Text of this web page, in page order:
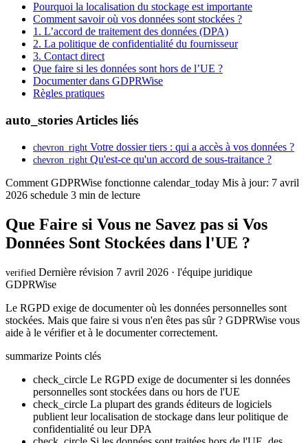
Pourquoi la localisation du stockage est importante
Comment savoir où vos données sont stockées ?
1. L’accord de traitement des données (DPA)
2. La politique de confidentialité du fournisseur
3. Contact direct
Que faire si les données sont hors de l’UE ?
Documenter dans GDPRWise
Règles pratiques
auto_stories Articles liés
chevron_right Votre dossier tiers : qui a accès à vos données ?
chevron_right Qu'est-ce qu'un accord de sous-traitance ?
Comment GDPRWise fonctionne calendar_today Mis à jour: 7 avril
2026 schedule 3 min de lecture
Que Faire si Vous ne Savez pas si Vos
Données Sont Stockées dans l'UE ?
verified Dernière révision 7 avril 2026 · l'équipe juridique
GDPRWise
Le RGPD exige de documenter où les données personnelles sont
stockées. Mais que faire si vous n'en êtes pas sûr ? GDPRWise vous
aide à le vérifier et à le documenter correctement.
summarize Points clés
check_circle Le RGPD exige de documenter si les données
personnelles sont stockées dans ou hors de l'UE
check_circle La plupart des grands éditeurs de logiciels
publient leur localisation de stockage dans leur politique de
confidentialité ou leur DPA